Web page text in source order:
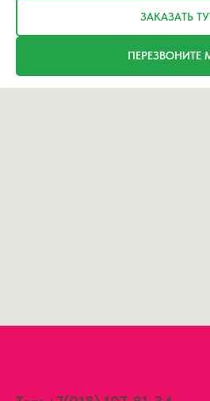
ЗАКАЗАТЬ
ПЕРЕЗВОНИТЕ